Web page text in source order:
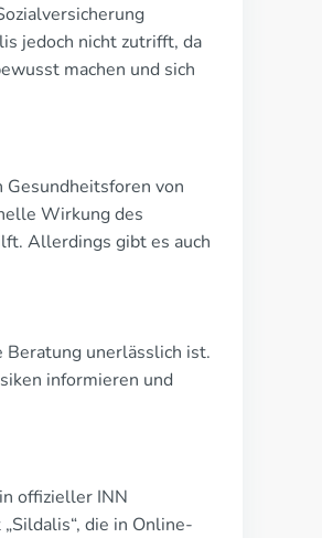
jedoch nicht zutrifft, da
machen und sich
von
Wirkung des
Allerdings gibt es auch
Beratung unerlässlich ist.
informieren und
offizieller INN
die in Online-